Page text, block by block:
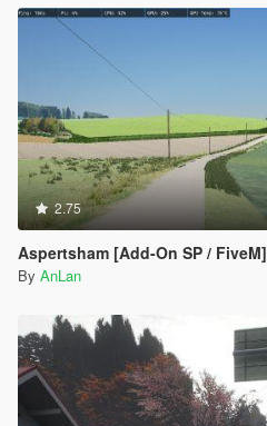
2.75
Aspertsham [Add-On SP / FiveM]
By AnLan